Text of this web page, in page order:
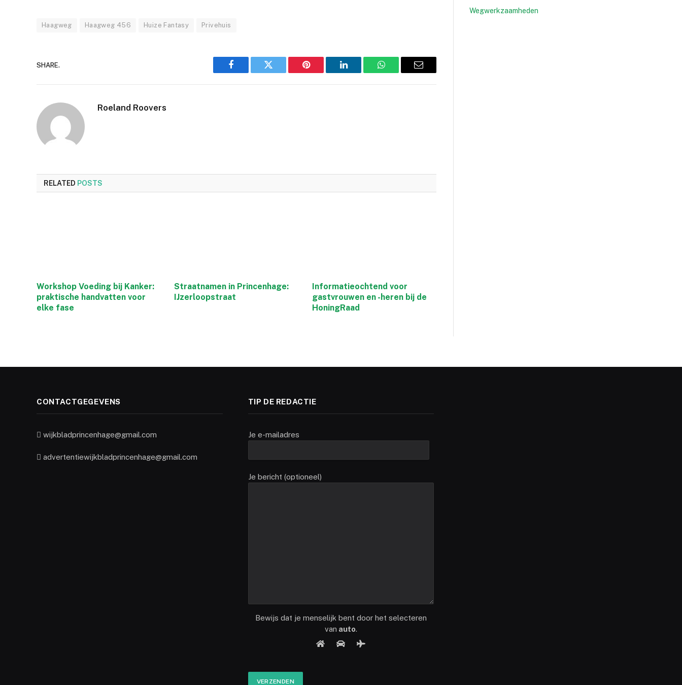
Haagweg Haagweg 456 Huize Fantasy Privehuis
SHARE.
Facebook Twitter Pinterest LinkedIn WhatsAppEmail
Roeland Roovers
RELATED POSTS
Workshop Voeding bij Kanker:
praktische handvatten voor
elke fase
Straatnamen in Princenhage:
IJzerloopstraat
Informatieochtend voor
gastvrouwen en -heren bij de
HoningRaad
Wegwerkzaamheden
CONTACTGEGEVENS
wijkbladprincenhage@gmail.com
advertentiewijkbladprincenhage@gmail.com
TIP DE REDACTIE
Je e-mailadres
Je bericht (optioneel)
Bewijs dat je menselijk bent door het selecteren
van auto.